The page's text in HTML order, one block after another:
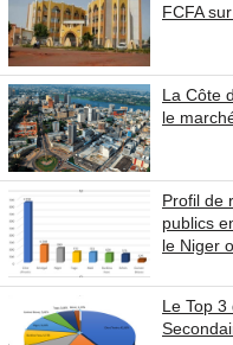
FCFA
La Côte
le
Profil de
publics
le Niger
Le Top